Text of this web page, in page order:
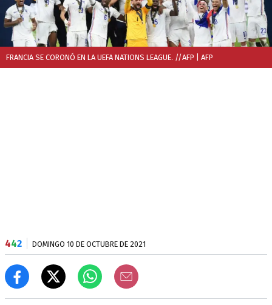
FRANCIA SE CORONÓ EN LA UEFA NATIONS LEAGUE. //AFP | AFP
442 DOMINGO 10 DE OCTUBRE DE 2021